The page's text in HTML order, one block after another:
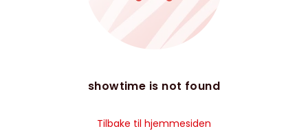
showtime is not found
Tilbake til hjemmesiden